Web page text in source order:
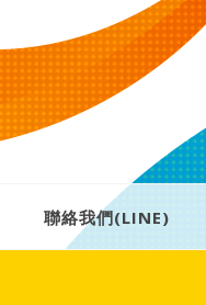
聯絡我們(LINE)